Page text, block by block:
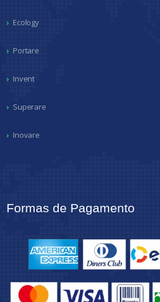
Ecology
Portare
Invent
Superare
Inovare
Formas de Pagamento